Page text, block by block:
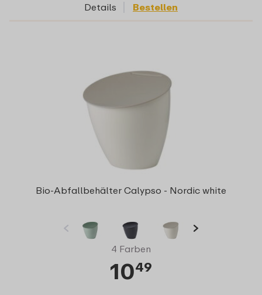
Details Bestellen
Bio-Abfallbehälter Calypso - Nordic white
4 Farben
1049